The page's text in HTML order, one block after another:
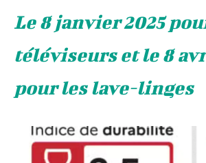
Le 8 janvier 2025
téléviseurs et le 8
pour les lave-linges